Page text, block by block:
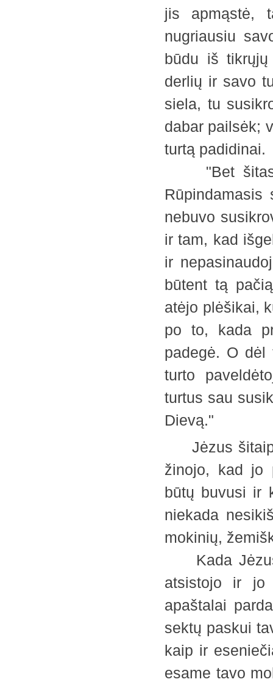
jis apmąstė,
nugriausiu
būdu iš
derlių ir savo
siela, tu
dabar pailsėk;
turtą padidinai.
"Bet šitas
nebuvo
ir tam, kad
ir
būtent tą
atėjo plėšikai,
po to, kada
padegė. O dėl
turto
turtus sau
Dievą."
Jėzus šitaip
žinojo, kad jo
būtų buvusi ir
niekada
mokinių,
Kada Jėzus
atsistojo ir jo
apaštalai
sektų paskui
kaip ir
esame tavo